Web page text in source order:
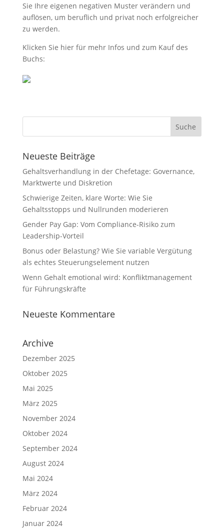
Sie Ihre eigenen negativen Muster verändern und
auflösen, um beruflich und privat noch erfolgreicher
zu werden.
Klicken Sie hier für mehr Infos und zum Kauf des
Buchs:
Neueste Beiträge
Gehaltsverhandlung in der Chefetage: Governance,
Marktwerte und Diskretion
Schwierige Zeiten, klare Worte: Wie Sie
Gehaltsstopps und Nullrunden moderieren
Gender Pay Gap: Vom Compliance-Risiko zum
Leadership-Vorteil
Bonus oder Belastung? Wie Sie variable Vergütung
als echtes Steuerungselement nutzen
Wenn Gehalt emotional wird: Konfliktmanagement
für Führungskräfte
Neueste Kommentare
Archive
Dezember 2025
Oktober 2025
Mai 2025
März 2025
November 2024
Oktober 2024
September 2024
August 2024
Mai 2024
März 2024
Februar 2024
Januar 2024